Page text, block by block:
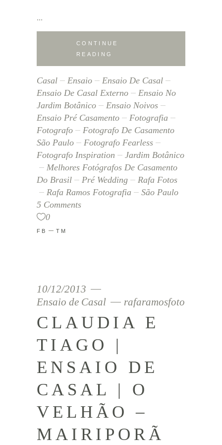
CONTINUE
READING
Casal Ensaio
Ensaio De Casal
Ensaio De Casal Externo
Ensaio No
Jardim Botânico
Ensaio Noivos
Ensaio Pré Casamento
Fotografia
Fotografo
Fotografo De Casamento
São Paulo
Fotografo Fearless
Fotografo Inspiration
Jardim Botânico
Melhores Fotógrafos De Casamento
Do Brasil
Pré Wedding
Rafa Fotos
Rafa Ramos Fotografia
São Paulo
5 Comments
0
FB TM
10/12/2013
Ensaio de Casal
rafaramosfoto
CLAUDIA E
TIAGO |
ENSAIO DE
CASAL | O
VELHÃO –
MAIRIPORÃ